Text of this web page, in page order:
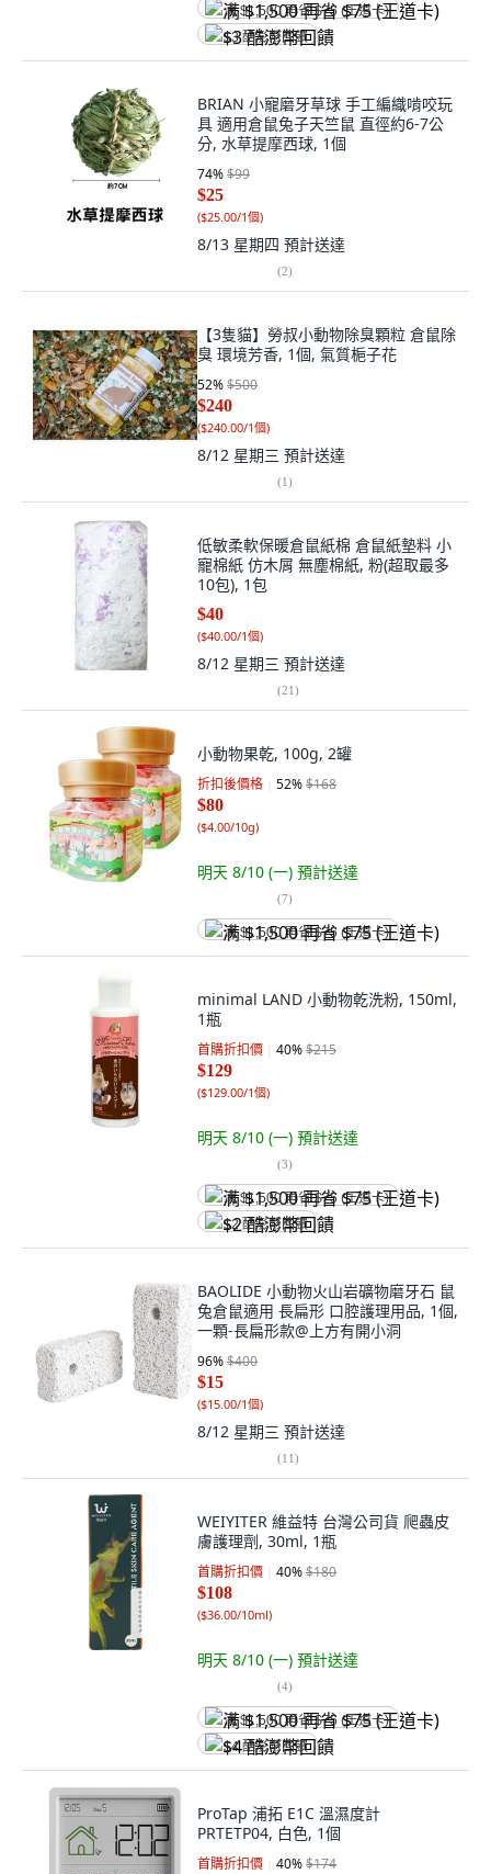
满 $1,500 再省 $75 (王道卡)
$3 酷澎幣回饋
BRIAN 小寵磨牙草球 手工編織啃咬玩
具 適用倉鼠兔子天竺鼠 直徑約6-7公
分, 水草提摩西球, 1個
74%$99
$25
($25.00/1個)
8/13 星期四 預計送達
(2)
【3隻貓】勞叔小動物除臭顆粒 倉鼠除
臭 環境芳香, 1個, 氣質梔子花
52%$500
$240
($240.00/1個)
8/12 星期三 預計送達
(1)
低敏柔軟保暖倉鼠紙棉 倉鼠紙墊料 小
寵棉紙 仿木屑 無塵棉紙, 粉(超取最多
10包), 1包
$40
($40.00/1個)
8/12 星期三 預計送達
(21)
小動物果乾, 100g, 2罐
折扣後價格 52%$168
$80
($4.00/10g)
明天 8/10 (一) 預計送達
(7)
满 $1,500 再省 $75 (王道卡)
minimal LAND 小動物乾洗粉, 150ml,
1瓶
首購折扣價 40%$215
$129
($129.00/1個)
明天 8/10 (一) 預計送達
(3)
满 $1,500 再省 $75 (王道卡)
$2 酷澎幣回饋
BAOLIDE 小動物火山岩礦物磨牙石 鼠
兔倉鼠適用 長扁形 口腔護理用品, 1個,
一顆-長扁形款@上方有開小洞
96%$400
$15
($15.00/1個)
8/12 星期三 預計送達
(11)
WEIYITER 維益特 台灣公司貨 爬蟲皮
膚護理劑, 30ml, 1瓶
首購折扣價 40%$180
$108
($36.00/10ml)
明天 8/10 (一) 預計送達
(4)
满 $1,500 再省 $75 (王道卡)
$4 酷澎幣回饋
ProTap 浦拓 E1C 溫濕度計
PRTETP04, 白色, 1個
首購折扣價 40%$174